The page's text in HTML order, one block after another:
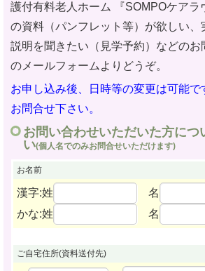
護付有料老人ホーム
『SOMPOケアラ
の資料（パンフレット等）が欲しい、
説明を聞きたい（見学予約）などのお
のメールフォームよりどうぞ。
お申し込み後、日時等の変更は可能で
お問合せ下さい。
お問い合わせいただいた方につ
い(個人名でのみお問合せいただけます)
お名前
漢字:姓
名
かな:姓
名
ご自宅住所(資料送付先)